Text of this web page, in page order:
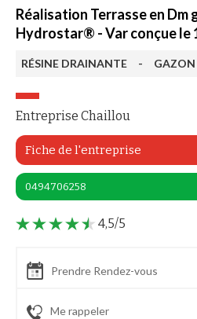
Réalisation Terrasse en Dm
Hydrostar® - Var conçue le
RÉSINE DRAINANTE -
Entreprise Chaillou
Fiche de l'entreprise
0494706258
4,5/5
Prendre Rendez-vous
Me rappeler